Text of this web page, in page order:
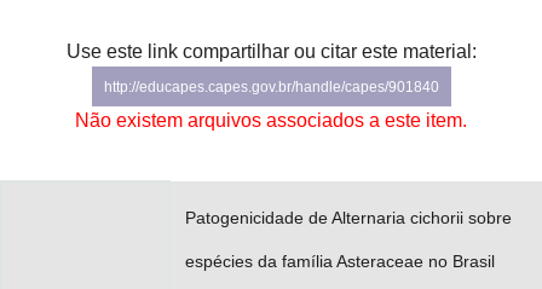
Secretaria de Governo
Gabinete de Segurança Institucional
Use este link compartilhar ou citar este material:
http://educapes.capes.gov.br/handle/capes/901840
Não existem arquivos associados a este item.
Patogenicidade de Alternaria cichorii sobre
espécies da família Asteraceae no Brasil